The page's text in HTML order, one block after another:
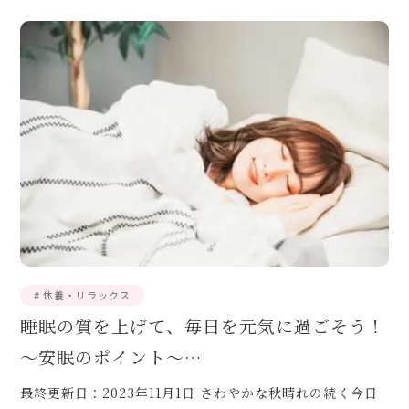
# 休養・リラックス
睡眠の質を上げて、毎日を元気に過ごそう！
～安眠のポイント～…
最終更新日：2023年11月1日 さわやかな秋晴れの続く今日